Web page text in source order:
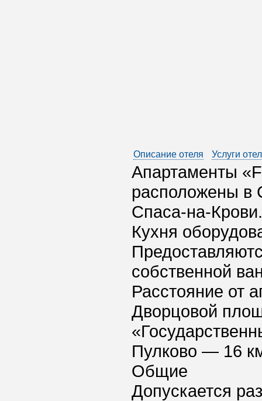
Описание отеля Услуги
Апартаменты
расположены в
Спаса-на-
Кухня
собственной
Расстояние от
Дворцовой
Пулково — 16
Общие
Допускается